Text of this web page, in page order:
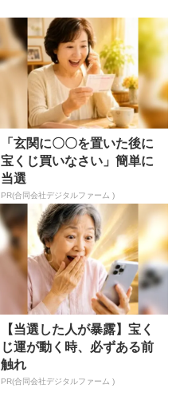
「玄関に〇〇を置いた後に
宝くじ買いなさい」簡単に
当選
PR(合同会社デジタルファーム )
【当選した人が暴露】宝く
じ運が動く時、必ずある前
触れ
PR(合同会社デジタルファーム )